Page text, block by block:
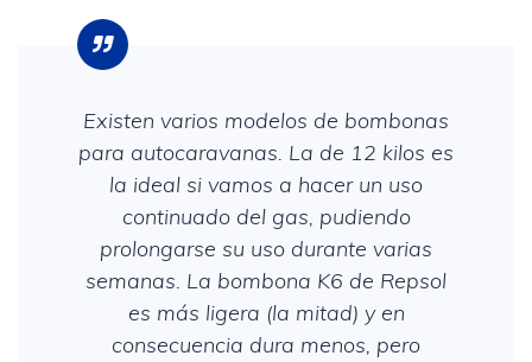
Existen varios modelos de bombonas
para autocaravanas. La de 12 kilos es
la ideal si vamos a hacer un uso
continuado del gas, pudiendo
prolongarse su uso durante varias
semanas. La bombona K6 de Repsol
es más ligera (la mitad) y en
consecuencia dura menos, pero